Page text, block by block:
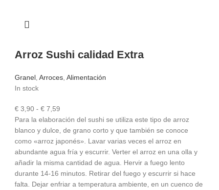
Arroz Sushi calidad Extra
Granel Arroces Alimentación
In stock
€ 3,90 - € 7,59
de
precios:
desde
€ 3,90
hasta
€ 7,59
Para la elaboración del sushi se utiliza este tipo de arroz
blanco y dulce, de grano corto y que también se conoce
como «arroz japonés». Lavar varias veces el arroz en
abundante agua fría y escurrir. Verter el arroz en una olla y
añadir la misma cantidad de agua. Hervir a fuego lento
durante 14-16 minutos. Retirar del fuego y escurrir si hace
falta. Dejar enfriar a temperatura ambiente, en un cuenco de